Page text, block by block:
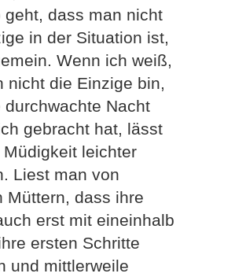
geht, dass man nicht
in der Situation ist,
Wenn ich weiß,
nicht die Einzige bin,
durchwachte Nacht
gebracht hat, lässt
leichter
Liest man von
Müttern, dass ihre
erst mit eineinhalb
ersten Schritte
und mittlerweile